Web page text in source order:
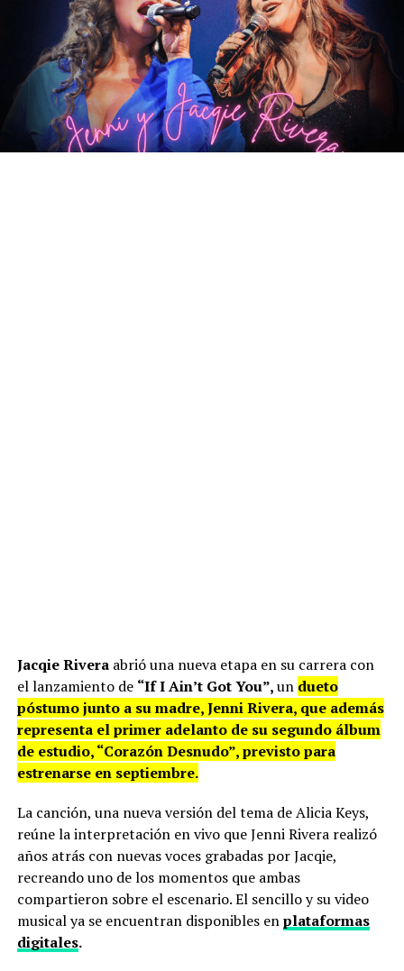
Jacqie Riveraabrió una nueva etapa en su carrera con
el lanzamiento de “If I Ain’t Got You”,un dueto
póstumo junto a su madre, Jenni Rivera, que además
representa el primer adelanto de su segundo álbum
de estudio, “Corazón Desnudo”, previsto para
estrenarse en septiembre.
La canción, una nueva versión del tema de Alicia Keys,
reúne la interpretación en vivo que Jenni Rivera realizó
años atrás con nuevas voces grabadas por Jacqie,
recreando uno de los momentos que ambas
compartieron sobre el escenario. El sencillo y su video
musical ya se encuentran disponibles enplataformas
digitales.